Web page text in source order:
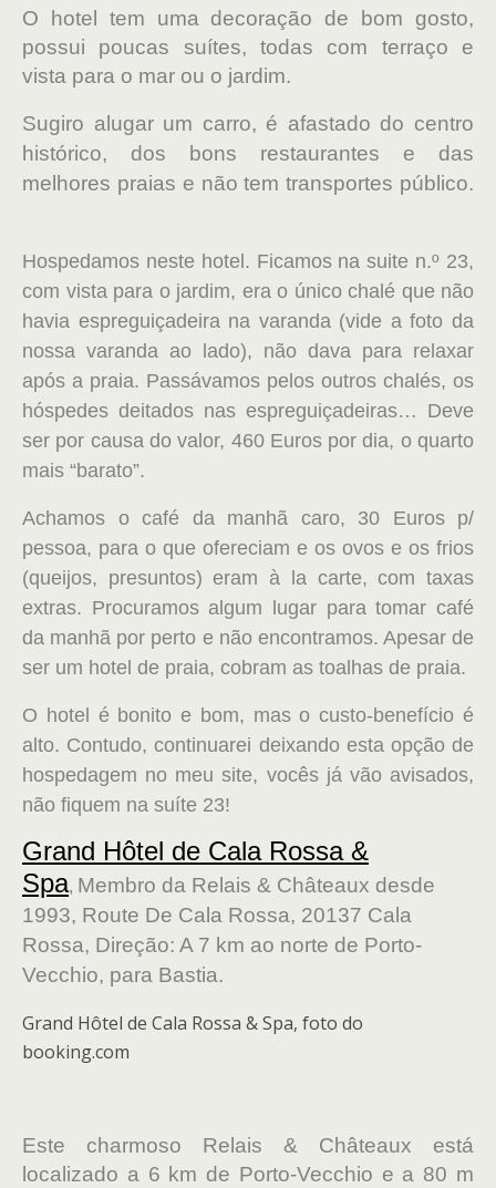
O hotel tem uma decoração de bom gosto,
possui poucas suítes, todas com terraço e
vista para o mar ou o jardim.
Sugiro alugar um carro, é afastado do centro
histórico, dos bons restaurantes e das
melhores praias e não tem transportes público.
Hospedamos neste hotel. Ficamos na suite n.º 23,
com vista para o jardim, era o único chalé que não
havia espreguiçadeira na varanda (vide a foto da
nossa varanda ao lado), não dava para relaxar
após a praia. Passávamos pelos outros chalés, os
hóspedes deitados nas espreguiçadeiras… Deve
ser por causa do valor, 460 Euros por dia, o quarto
mais “barato”.
Achamos o café da manhã caro, 30 Euros p/
pessoa, para o que ofereciam e os ovos e os frios
(queijos, presuntos) eram à la carte, com taxas
extras. Procuramos algum lugar para tomar café
da manhã por perto e não encontramos. Apesar de
ser um hotel de praia, cobram as toalhas de praia.
O hotel é bonito e bom, mas o custo-benefício é
alto. Contudo, continuarei deixando esta opção de
hospedagem no meu site, vocês já vão avisados,
não fiquem na suíte 23!
Grand Hôtel de Cala Rossa &
Spa, Membro da Relais & Châteaux desde
1993, Route De Cala Rossa, 20137 Cala
Rossa, Direção: A 7 km ao norte de Porto-
Vecchio, para Bastia.
Grand Hôtel de Cala Rossa & Spa, foto do
booking.com
Este charmoso Relais & Châteaux está
localizado a 6 km de Porto-Vecchio e a 80 m